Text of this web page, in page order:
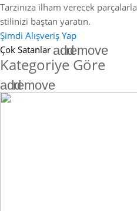
Tarzınıza ilham verecek parçalarla
stilinizi baştan yaratın.
Şimdi Alışveriş Yap
Çok Satanlar addremove
Kategoriye Göre
addremove